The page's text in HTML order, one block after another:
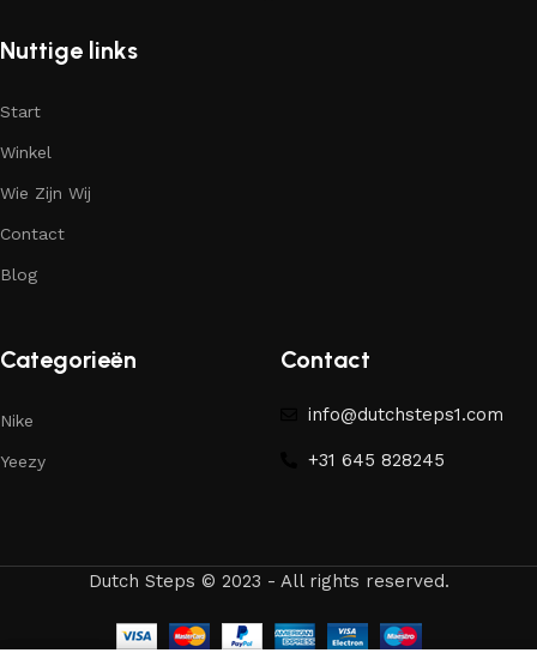
Nuttige links
Start
Winkel
Wie Zijn Wij
Contact
Blog
Categorieën
Nike
Yeezy
Contact
info@dutchsteps1.com
+31 645 828245
Dutch Steps © 2023 - All rights reserved.